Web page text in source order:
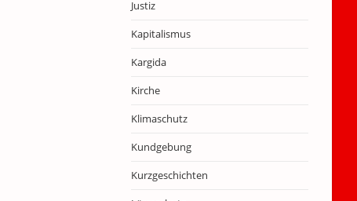
Justiz
Kapitalismus
Kargida
Kirche
Klimaschutz
Kundgebung
Kurzgeschichten